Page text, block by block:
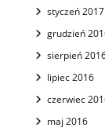
styczeń 2017
grudzień
sierpień
lipiec 2016
czerwiec
maj 2016